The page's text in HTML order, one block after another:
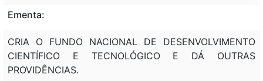
Ementa:
CRIA O FUNDO NACIONAL DE DESENVOLVIMENTO
CIENTÍFICO E TECNOLÓGICO E DÁ OUTRAS
PROVIDÊNCIAS.